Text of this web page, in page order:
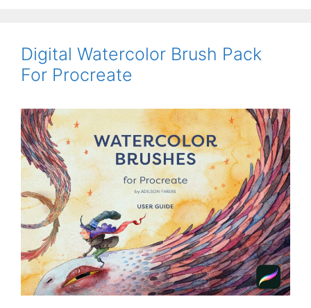
Digital Watercolor Brush Pack
For Procreate